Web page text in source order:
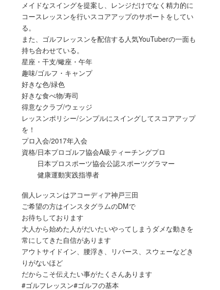
メイドなスイングを提案し、レンジだけでなく精力的に
コースレッスンを行いスコアアップのサポートをしてい
る。
また、ゴルフレッスンを配信する人気YouTuberの一面も
持ち合わせている。
星座・干支/蠍座・午年
趣味/ゴルフ・キャンプ
好きな色/緑色
好きな食べ物/寿司
得意なクラブ/ウェッジ
レッスンポリシー/シンプルにスイングしてスコアアップ
を！
プロ入会/2017年入会
資格/日本プロゴルフ協会A級ティーチングプロ
日本プロスポーツ協会公認スポーツグラマー
健康運動実践指導者
個人レッスンはアコーディア神戸三田
ご希望の方はインスタグラムのDMで
お待ちしております
大人から始めた人がだいたいやってしまうダメな動きを
常にしてきた自信があります
アウトサイドイン、腰浮き、リバース、スウェーなどき
りがないほど
だからこそ伝えたい事がたくさんあります
#ゴルフレッスン#ゴルフの基本